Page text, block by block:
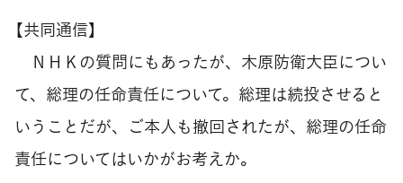
【共同通信】
ＮＨＫの質問にもあったが、木原防衛大臣につい
て、総理の任命責任について。総理は続投させると
いうことだが、ご本人も撤回されたが、総理の任命
責任についてはいかがお考えか。